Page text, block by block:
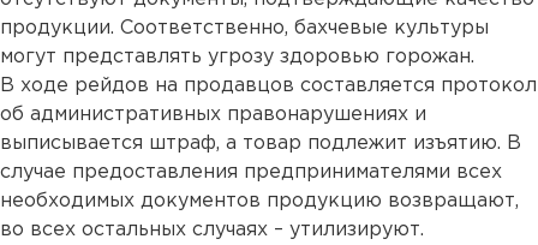
продукции. Соответственно, бахчевые культуры
могут представлять угрозу здоровью горожан.
В ходе рейдов на продавцов составляется протокол
об административных правонарушениях и
выписывается штраф, а товар подлежит изъятию. В
случае предоставления предпринимателями всех
необходимых документов продукцию возвращают,
во всех остальных случаях – утилизируют.